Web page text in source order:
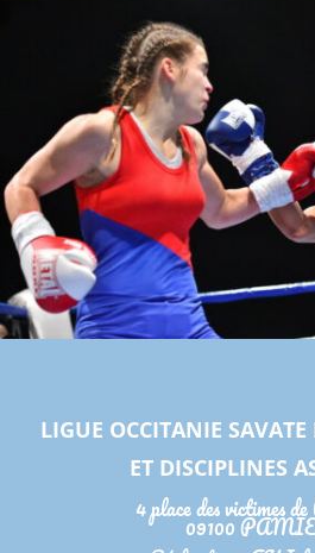
LIGUE OCCITANIE
ET DISCIPLINES
4 place des victimes
09100